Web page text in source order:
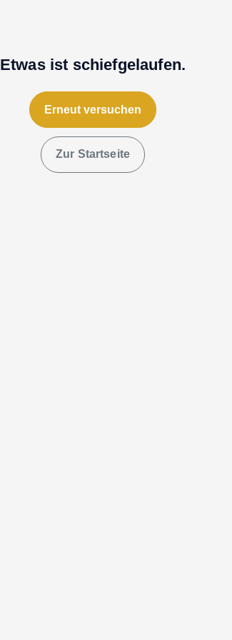
Etwas ist schiefgelaufen.
Erneut versuchen
Zur Startseite